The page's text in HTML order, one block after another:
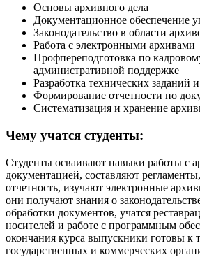
Основы архивного дела
Документационное обеспечение
Законодательство в области
Работа с электронными архивами
Профпереподготовка по
административной поддержке
Разработка технических заданий
Формирование отчетности по
Систематизация и хранение
Чему учатся студенты:
Студенты осваивают навыки работы с
документацией, составляют
отчетность, изучают электронные
они получают знания о
обработки документов, учатся
носителей и работе с программным
окончания курса выпускники готовы к
государственных и коммерческих